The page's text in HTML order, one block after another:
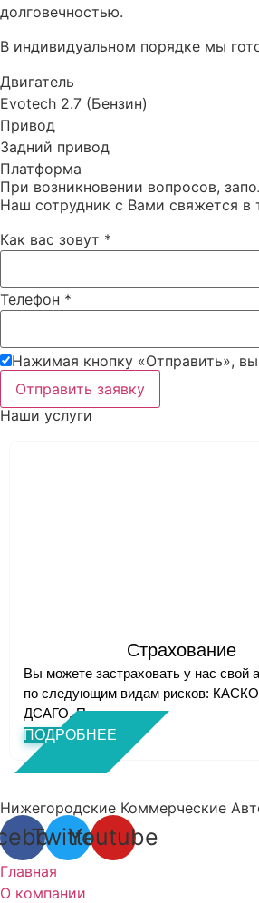
долговечностью.
В индивидуальном порядке мы
Двигатель
Evotech 2.7 (Бензин)
Привод
Задний привод
Платформа
При возникновении вопросов,
Наш сотрудник с Вами свяжется в
Как вас зовут *
Телефон *
Нажимая кнопку «Отправить»,
Отправить заявку
Наши услуги
Страхование
Вы можете застраховать у нас свой
по следующим видам рисков:
ДСАГО. Полн...
ПОДРОБНЕЕ
Нижегородские Коммерческие
TwitterYoutube
Главная
О компании